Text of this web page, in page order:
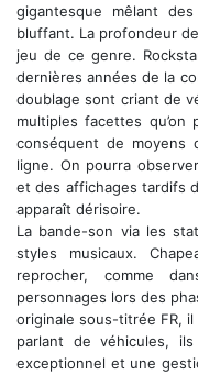
gigantesque mêlant
bluffant. La profondeur
jeu de ce genre.
dernières années de la
doublage sont criant de
multiples facettes qu’on
conséquent de moyens
ligne. On pourra
et des affichages tardifs
apparaît dérisoire.
La bande-son via les
styles musicaux.
reprocher, comme
personnages lors des
originale sous-titrée FR, il
parlant de véhicules,
exceptionnel et une